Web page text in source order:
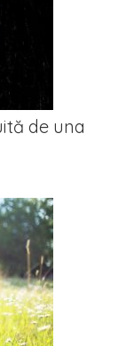
de una